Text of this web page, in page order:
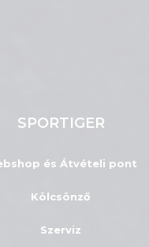
SPORTIGER
és Átvételi pont
Kölcsönző
Szerviz